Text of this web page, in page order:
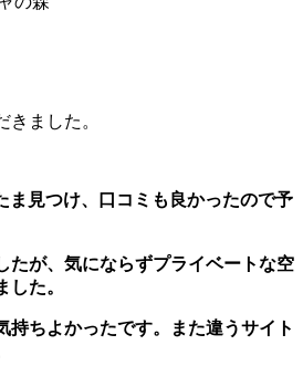
きました。
ま見つけ、口コミも良かったので予
が、気にならずプライベートな空
した。
ちよかったです。また違うサイト